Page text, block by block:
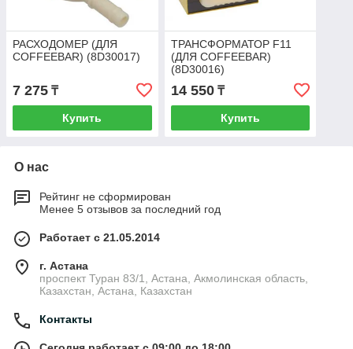
РАСХОДОМЕР (ДЛЯ
COFFEEBAR) (8D30017)
7 275 ₸
Купить
ТРАНСФОРМАТОР F11
(ДЛЯ COFFEEBAR)
(8D30016)
14 550₸
Купить
О нас
Рейтинг не сформирован
Менее 5 отзывов за последний год
Работает с 21.05.2014
г. Астана
проспект Туран 83/1, Астана, Акмолинская область,
Казахстан, Астана, Казахстан
Контакты